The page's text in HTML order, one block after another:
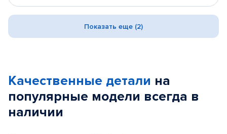
Показать еще (2)
Качественные детали на
популярные модели всегда в
наличии